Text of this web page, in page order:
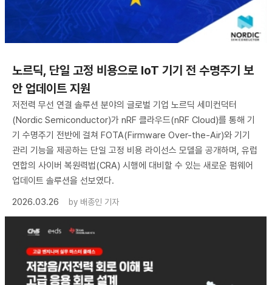
노르딕, 단일 고정 비용으로 IoT 기기 전 수명주기 보
안 업데이트 지원
저전력 무선 연결 솔루션 분야의 글로벌 기업 노르딕 세미컨덕터
(Nordic Semiconductor)가 nRF 클라우드(nRF Cloud)를 통해 기
기 수명주기 전반에 걸쳐 FOTA(Firmware Over-the-Air)와 기기
관리 기능을 제공하는 단일 고정 비용 라이선스 모델을 공개하며, 유럽
연합의 사이버 복원력법(CRA) 시행에 대비할 수 있는 새로운 펌웨어
업데이트 솔루션을 선보였다.
2026.03.26
by 배종인 기자